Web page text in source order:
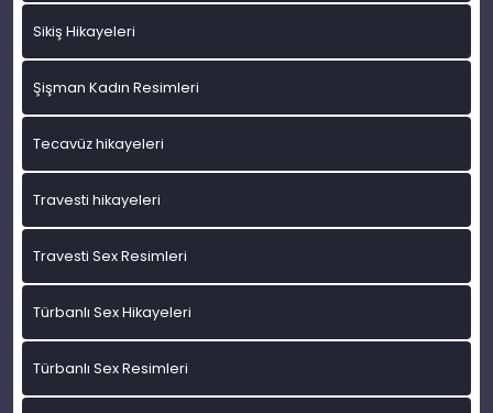
Sikiş Hikayeleri
Şişman Kadın Resimleri
Tecavüz hikayeleri
Travesti hikayeleri
Travesti Sex Resimleri
Türbanlı Sex Hikayeleri
Türbanlı Sex Resimleri